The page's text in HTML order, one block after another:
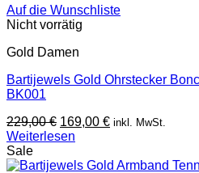
Auf die Wunschliste
Nicht vorrätig
Gold Damen
Bartijewels Gold Ohrstecker
BK001
229,00€ Ursprünglicher
Preis
229,00 €
169,00 €Aktueller
169,00 €.
inkl. MwSt.
Weiterlesen
Sale